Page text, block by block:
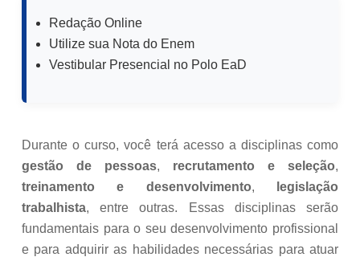
Redação Online
Utilize sua Nota do Enem
Vestibular Presencial no Polo EaD
Durante o curso, você terá acesso a disciplinas como
gestão de pessoas, recrutamento e seleção,
treinamento e desenvolvimento,
legislação
trabalhista, entre outras. Essas disciplinas serão
fundamentais para o seu desenvolvimento profissional
e para adquirir as habilidades necessárias para atuar